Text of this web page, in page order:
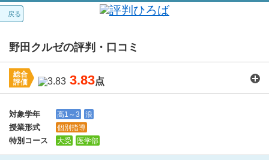
戻る
野田クルゼの評判・口コミ
総合
評価
3.83点
講師：4.0 カリキュラム：3.7 周りの環境：4.0
対象学年
高1～3 浪
授業形式 個別指導
特別コース 大受 医学部